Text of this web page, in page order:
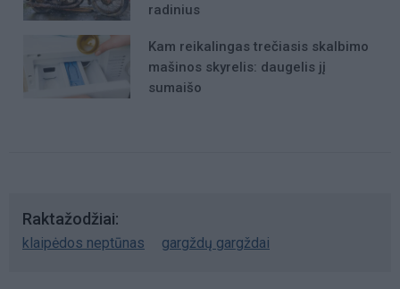
radinius
Kam reikalingas trečiasis skalbimo
mašinos skyrelis: daugelis jį
sumaišo
Raktažodžiai
klaipėdos neptūnas gargždų gargždai